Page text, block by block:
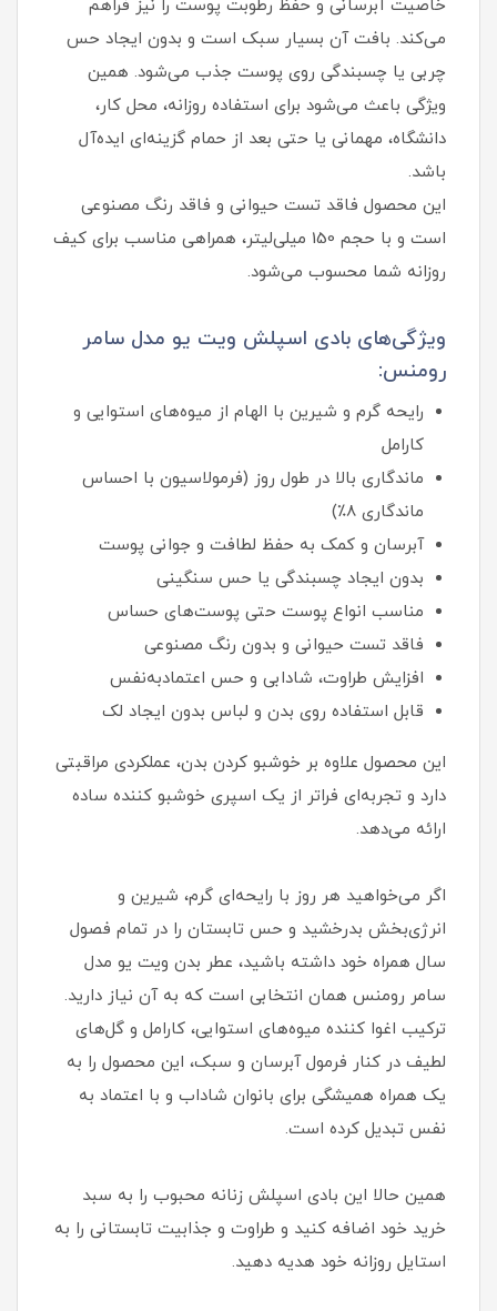
خاصیت آبرسانی و حفظ رطوبت پوست را نیز فراهم
می‌کند. بافت آن بسیار سبک است و بدون ایجاد حس
چربی یا چسبندگی روی پوست جذب می‌شود. همین
ویژگی باعث می‌شود برای استفاده روزانه، محل کار،
دانشگاه، مهمانی یا حتی بعد از حمام گزینه‌ای ایده‌آل
باشد.
این محصول فاقد تست حیوانی و فاقد رنگ مصنوعی
است و با حجم 150 میلی‌لیتر، همراهی مناسب برای کیف
روزانه شما محسوب می‌شود.
ویژگی‌های بادی اسپلش ویت یو مدل سامر
رومنس:
رایحه گرم و شیرین با الهام از میوه‌های استوایی و
کارامل
ماندگاری بالا در طول روز (فرمولاسیون با احساس
ماندگاری 8٪)
آبرسان و کمک به حفظ لطافت و جوانی پوست
بدون ایجاد چسبندگی یا حس سنگینی
مناسب انواع پوست حتی پوست‌های حساس
فاقد تست حیوانی و بدون رنگ مصنوعی
افزایش طراوت، شادابی و حس اعتمادبه‌نفس
قابل استفاده روی بدن و لباس بدون ایجاد لک
این محصول علاوه بر خوشبو کردن بدن، عملکردی مراقبتی
دارد و تجربه‌ای فراتر از یک اسپری خوشبو کننده ساده
ارائه می‌دهد.
اگر می‌خواهید هر روز با رایحه‌ای گرم، شیرین و
انرژی‌بخش بدرخشید و حس تابستان را در تمام فصول
سال همراه خود داشته باشید، عطر بدن ویت یو مدل
سامر رومنس همان انتخابی است که به آن نیاز دارید.
ترکیب اغوا کننده میوه‌های استوایی، کارامل و گل‌های
لطیف در کنار فرمول آبرسان و سبک، این محصول را به
یک همراه همیشگی برای بانوان شاداب و با اعتماد به‌
نفس تبدیل کرده است.
همین حالا این بادی اسپلش زنانه محبوب را به سبد
خرید خود اضافه کنید و طراوت و جذابیت تابستانی را به
استایل روزانه خود هدیه دهید.